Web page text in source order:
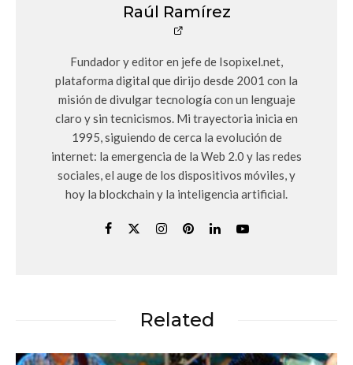
Raúl Ramírez
Fundador y editor en jefe de Isopixel.net,
plataforma digital que dirijo desde 2001 con la
misión de divulgar tecnología con un lenguaje
claro y sin tecnicismos. Mi trayectoria inicia en
1995, siguiendo de cerca la evolución de
internet: la emergencia de la Web 2.0 y las redes
sociales, el auge de los dispositivos móviles, y
hoy la blockchain y la inteligencia artificial.
Related